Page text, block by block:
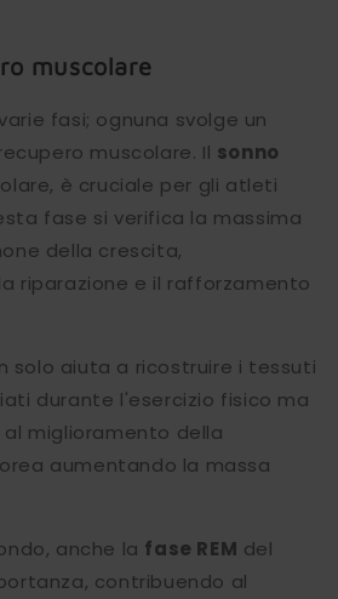
muscolare
fasi; ognuna svolge un
muscolare. Il sonno
è cruciale per gli atleti
fase si verifica la massima
della crescita,
riparazione e il rafforzamento
solo aiuta a ricostruire i tessuti
durante l'esercizio fisico ma
miglioramento della
aumentando la massa
anche la fase REM del
contribuendo al